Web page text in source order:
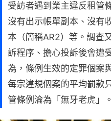
受訪者遇到業主違反租管
沒有出示帳單副本、沒有
本（簡稱AR2）等。調查
訴程序、擔心投訴後會遭
為，條例生效的定罪個案
每宗違規個案的平均罰款
管條例淪為「無牙老虎」。